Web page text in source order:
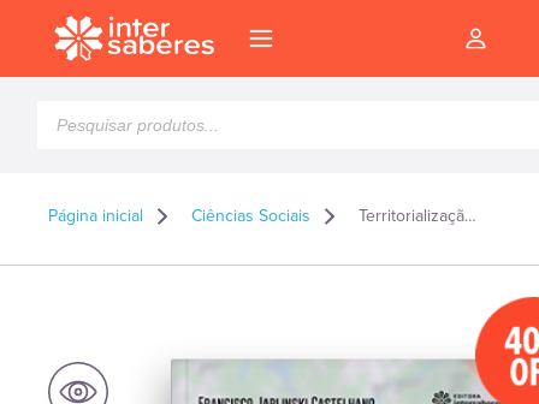
produtos
Página inicial Ciências Sociais Territorialização e vigilância em saúde